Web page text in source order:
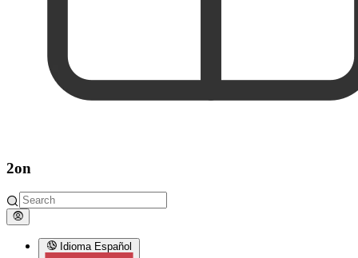
2on
Idioma Español